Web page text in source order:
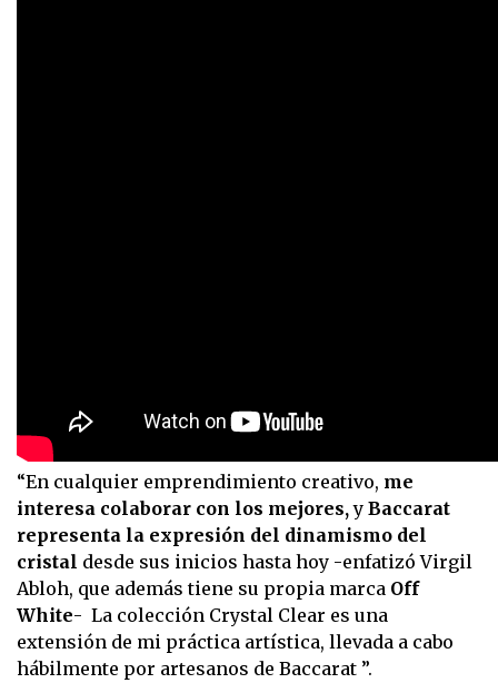
“En cualquier emprendimiento creativo, me
interesa colaborar con los mejores,y Baccarat
representa la expresión del dinamismo del
cristal desde sus inicios hasta hoy -enfatizó Virgil
Abloh, que además tiene su propia marca Off
White- La colección Crystal Clear es una
extensión de mi práctica artística, llevada a cabo
hábilmente por artesanos de Baccarat ”.